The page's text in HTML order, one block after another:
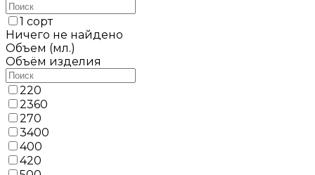
1 сорт
Ничего не найдено
Объем (мл.)
Объём изделия
220
2360
270
3400
400
420